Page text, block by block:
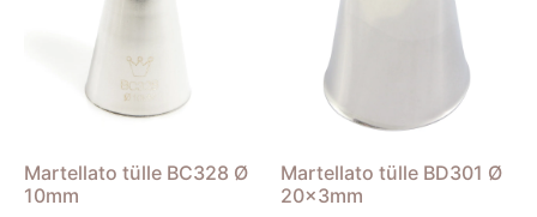
Martellato tülle BC328 Ø
10mm
Martellato tülle BD301 Ø
20x3mm